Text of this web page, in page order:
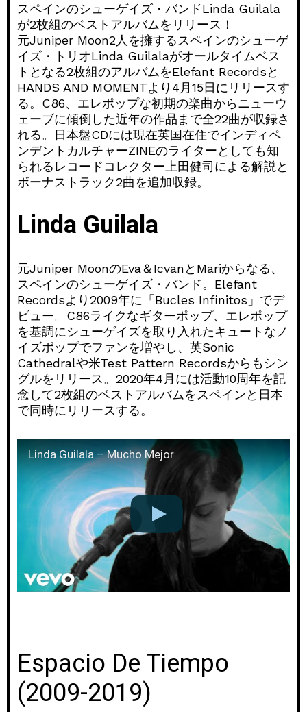
スペインのシューゲイズ・バンドLinda Guilala
が2枚組のベストアルバムをリリース！
元Juniper Moon2人を擁するスペインのシューゲ
イズ・トリオLinda Guilalaがオールタイムベス
トとなる2枚組のアルバムをElefant Recordsと
HANDS AND MOMENTより4月15日にリリースす
る。C86、エレポップな初期の楽曲からニューウ
ェーブに傾倒した近年の作品まで全22曲が収録さ
れる。日本盤CDには現在英国在住でインディペ
ンデントカルチャーZINEのライターとしても知
られるレコードコレクター上田健司による解説と
ボーナストラック2曲を追加収録。
Linda Guilala
元Juniper MoonのEva＆IcvanとMariからなる、
スペインのシューゲイズ・バンド。Elefant
Recordsより2009年に「Bucles Infinitos」でデ
ビュー。C86ライクなギターポップ、 エレポップ
を基調にシューゲイズを取り入れたキュートなノ
イズポップでファンを増やし、英Sonic
Cathedralや米Test Pattern Recordsからもシン
グルをリリース。 2020年4月には活動10周年を記
念して2枚組のベストアルバムをスペインと日本
で同時にリリースする。
Linda Guilala – Mucho Mejor
Espacio De Tiempo
(2009-2019)